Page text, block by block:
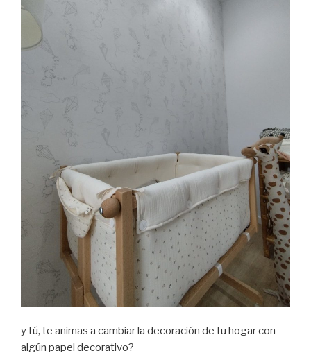
y tú, te animas a cambiar la decoración de tu hogar con
algún papel decorativo?